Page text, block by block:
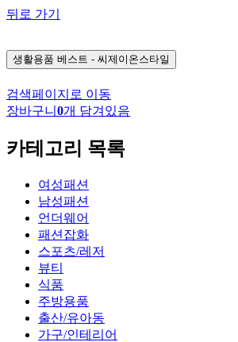
뒤로 가기
생활용품 베스트 - 씨제이온스타일
검색페이지로 이동
장바구니 0개 담겨있음
카테고리 목록
여성패션
남성패션
언더웨어
패션잡화
스포츠/레저
뷰티
식품
주방용품
출산/유아동
가구/인테리어